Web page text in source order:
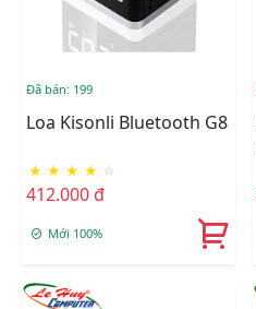
Đã bán: 199
Loa Kisonli Bluetooth G8
★ ★ ★ ★ ☆
412.000 đ
Mới 100%